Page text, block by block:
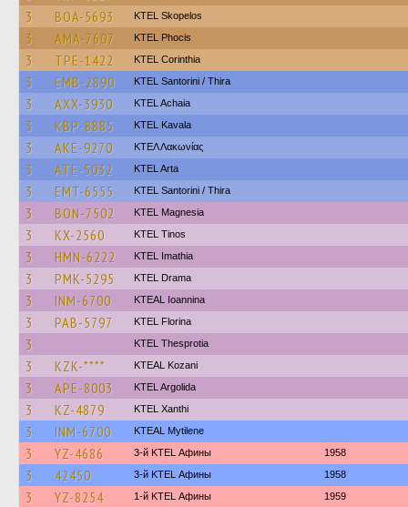
3
BOA-5693 KTEL Skopelos
3 AMA-7607 ΚΤΕL Phocis
3 TPE-1422 KTEL Corinthia
3 EMB-2890 KTEL Santorini / Thira
3 AXX-3930 KTEL Achaia
3 KBP-8885 KTEL Kavala
3 AKE-9270 ΚΤΕΛ Λακωνίας
3 ATE-5032 KTEL Arta
3 EMT-6555 KTEL Santorini / Thira
3 BON-7502 ΚΤΕL Magnesia
3 KX-2560 KTEL Tinos
3 HMN-6222 KTEL Imathia
3 PMK-5295 KTEL Drama
3 INM-6700 KTEAL Ioannina
3 PAB-5797 KTEL Florina
3 KTEL Thesprotia
3 KZK-**** KTEAL Kozani
3 APE-8003 KTEL Argolida
3 KZ-4879 KTEL Xanthi
3 INM-6700 KTEAL Mytilene
3 YZ-4686 3-й KTEL Афины 1958
3 42450 3-й KTEL Афины 1958
3 YZ-8254 1-й KTEL Афины 1959